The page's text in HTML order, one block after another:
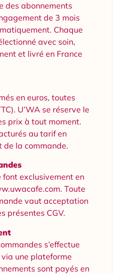
des abonnements
de 3 mois
Chaque
avec soin,
et livré en France
en euros, toutes
U’WA se réserve le
prix à tout moment.
au tarif en
de la commande.
font exclusivement en
Toute
vaut acceptation
présentes CGV.
s’effectue
une plateforme
sont payés en